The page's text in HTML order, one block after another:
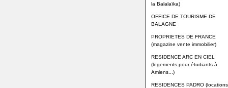
la Balalaïka)
OFFICE DE TOURISME DE
BALAGNE
PROPRIETES DE FRANCE
(magazine vente immobilier)
RESIDENCE ARC EN CIEL
(logements pour étudiants à
Amiens...)
RESIDENCES PADRO (locations